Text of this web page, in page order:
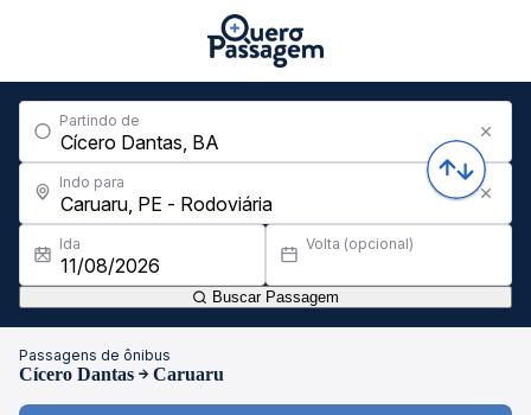
Partindo de
Indo para
Ida Volta (opcional)
Buscar Passagem
Passagens de ônibus
Cícero Dantas Caruaru